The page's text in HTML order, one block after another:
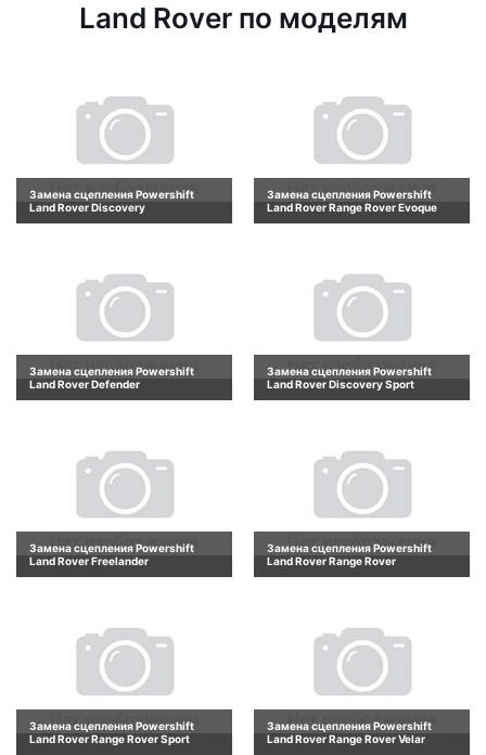
Land Rover по моделям
Замена сцепления Powershift
Land Rover Discovery
Замена сцепления Powershift
Land Rover Range Rover Evoque
Замена сцепления Powershift
Land Rover Defender
Замена сцепления Powershift
Land Rover Discovery Sport
Замена сцепления Powershift
Land Rover Freelander
Замена сцепления Powershift
Land Rover Range Rover
Замена сцепления Powershift
Land Rover Range Rover Sport
Замена сцепления Powershift
Land Rover Range Rover Velar